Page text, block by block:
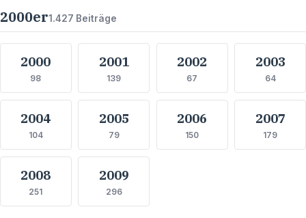
2000er1.427 Beiträge
2000
98
2001
139
2002
67
2003
64
2004
104
2005
79
2006
150
2007
179
2008
251
2009
296